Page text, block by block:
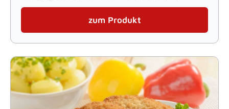
zum Produkt